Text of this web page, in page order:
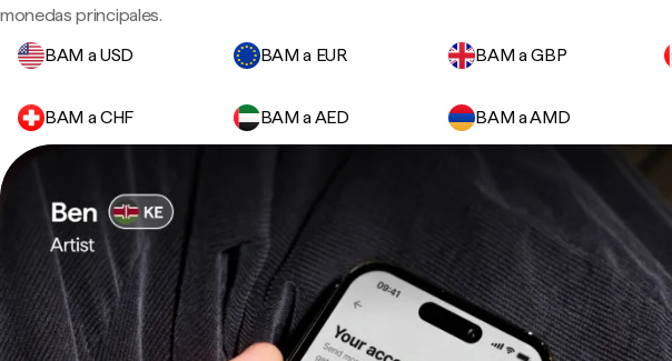
monedas principales.
BAM a USD
BAM a EUR BAM a GBP
BAM a CHF BAM a AED BAM a AMD